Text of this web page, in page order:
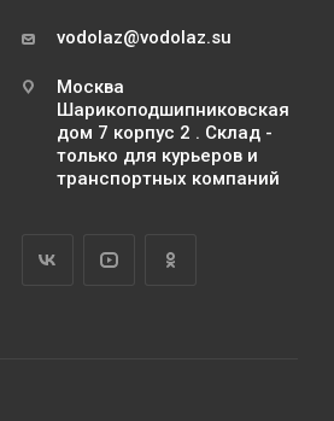
vodolaz@vodolaz.su
Москва
Шарикоподшипниковская
дом 7 корпус 2 . Склад -
только для курьеров и
транспортных компаний